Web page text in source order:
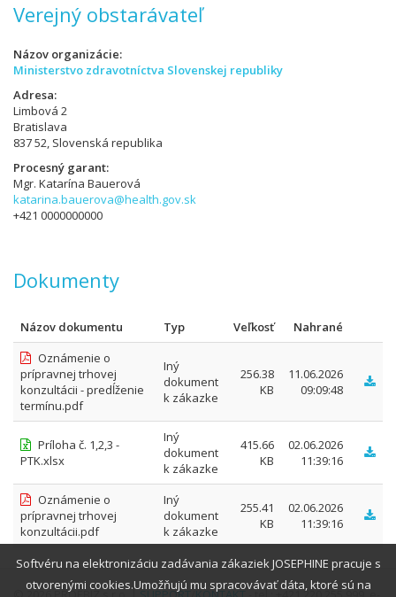
Verejný obstarávateľ
Názov organizácie
Ministerstvo zdravotníctva Slovenskej republiky
Adresa
Limbová 2
Bratislava
837 52, Slovenská republika
Procesný garant
Mgr. Katarína Bauerová
katarina.bauerova@health.gov.sk
+421 0000000000
Dokumenty
Názov dokumentu Typ Veľkosť
Nahrané
Oznámenie o
prípravnej trhovej
konzultácii - predĺženie
termínu.pdf
Iný
dokument
k zákazke
256.38
KB
11.06.2026
09:09:48
Príloha č. 1,2,3 -
PTK.xlsx
Iný
dokument
k zákazke
415.66
KB
02.06.2026
11:39:16
Oznámenie o
prípravnej trhovej
konzultácii.pdf
Iný
dokument
k zákazke
255.41
KB
02.06.2026
11:39:16
Softvéru na elektronizáciu zadávania zákaziek JOSEPHINE pracuje s
otvorenými cookies.Umožňujú mu spracovávať dáta, ktoré sú na